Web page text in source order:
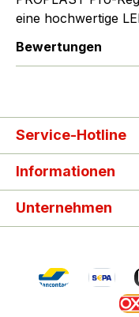
eine hochwertige
Bewertungen
Service-Hotline
Informationen
Unternehmen